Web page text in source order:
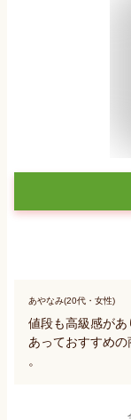
あやなみ(20代・女性)
値段も高級感が
あっておすすめ
。